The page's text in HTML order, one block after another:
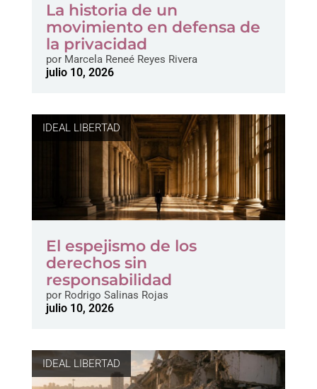
La historia de un
movimiento en defensa de
la privacidad
porMarcela Reneé Reyes Rivera
julio 10, 2026
IDEAL LIBERTAD
El espejismo de los
derechos sin
responsabilidad
porRodrigo Salinas Rojas
julio 10, 2026
IDEAL LIBERTAD